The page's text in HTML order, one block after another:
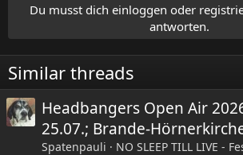
o
n
e
n
:
Du musst dich einloggen oder
antworten.
Similar threads
Headbangers Open Air
25.07.; Brande-
Spatenpauli
NO SLEEP TILL LIVE -